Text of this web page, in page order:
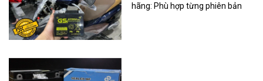
hãng: Phù hợp từng phiên bản